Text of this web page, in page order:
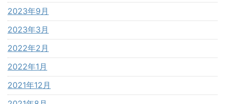
2023年9月
2023年3月
2022年2月
2022年1月
2021年12月